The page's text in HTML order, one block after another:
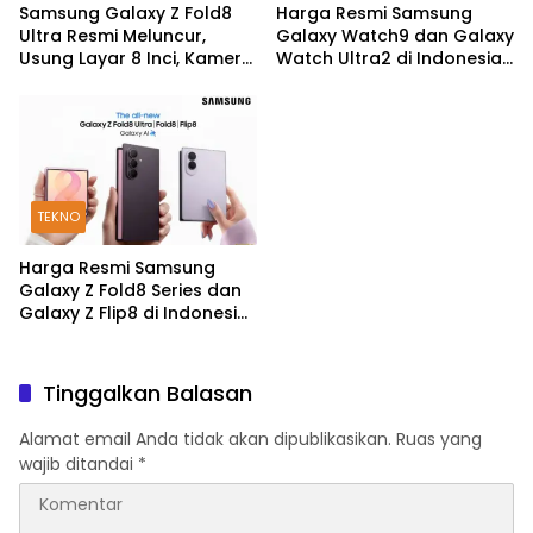
Samsung Galaxy Z Fold8
Ultra Resmi Meluncur,
Usung Layar 8 Inci, Kamera
Harga Resmi Samsung
Galaxy Watch9 dan Galaxy
Watch Ultra2 di Indonesia,
TEKNO
Harga Resmi Samsung
Galaxy Z Fold8 Series dan
Galaxy Z Flip8 di Indonesia,
Tinggalkan Balasan
Alamat email Anda tidak akan dipublikasikan. Ruas yang
wajib ditandai *